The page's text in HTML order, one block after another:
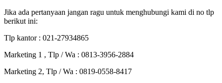
Jika ada pertanyaan jangan ragu untuk menghubungi kami di no tlp
berikut ini:
Tlp kantor : 021-27934865
Marketing 1 , Tlp / Wa : 0813-3956-2884
Marketing 2, Tlp / Wa : 0819-0558-8417